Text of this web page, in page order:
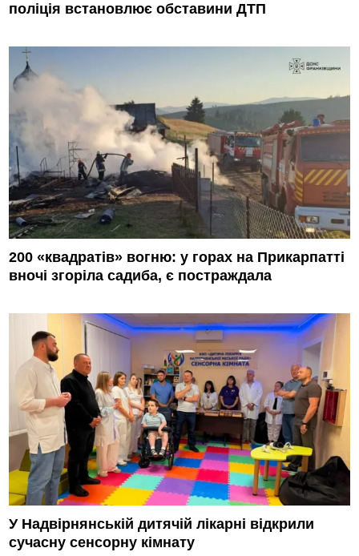
поліція встановлює обставини ДТП
200 «квадратів» вогню: у горах на Прикарпатті
вночі згоріла садиба, є постраждала
У Надвірнянській дитячій лікарні відкрили
сучасну сенсорну кімнату